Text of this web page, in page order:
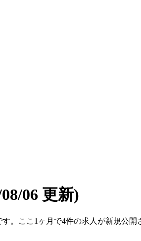
06 更新)
。ここ1ヶ月で4件の求人が新規公開